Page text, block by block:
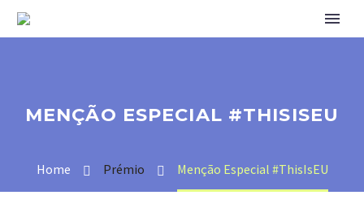
MENÇÃO ESPECIAL #THISISEU
Home Prémio Menção Especial #ThisIsEU